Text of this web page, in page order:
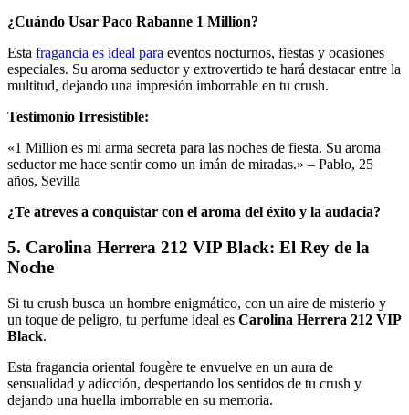
¿Cuándo Usar Paco Rabanne 1 Million?
Esta fragancia es ideal para eventos nocturnos, fiestas y ocasiones
especiales. Su aroma seductor y extrovertido te hará destacar entre la
multitud, dejando una impresión imborrable en tu crush.
Testimonio Irresistible:
«1 Million es mi arma secreta para las noches de fiesta. Su aroma
seductor me hace sentir como un imán de miradas.» – Pablo, 25
años, Sevilla
¿Te atreves a conquistar con el aroma del éxito y la audacia?
5. Carolina Herrera 212 VIP Black: El Rey de la
Noche
Si tu crush busca un hombre enigmático, con un aire de misterio y
un toque de peligro, tu perfume ideal es Carolina Herrera 212 VIP
Black.
Esta fragancia oriental fougère te envuelve en un aura de
sensualidad y adicción, despertando los sentidos de tu crush y
dejando una huella imborrable en su memoria.